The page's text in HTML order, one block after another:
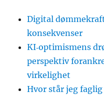
Digital
konsekvenser
KI‑optimismens
perspektiv
virkelighet
Hvor står jeg